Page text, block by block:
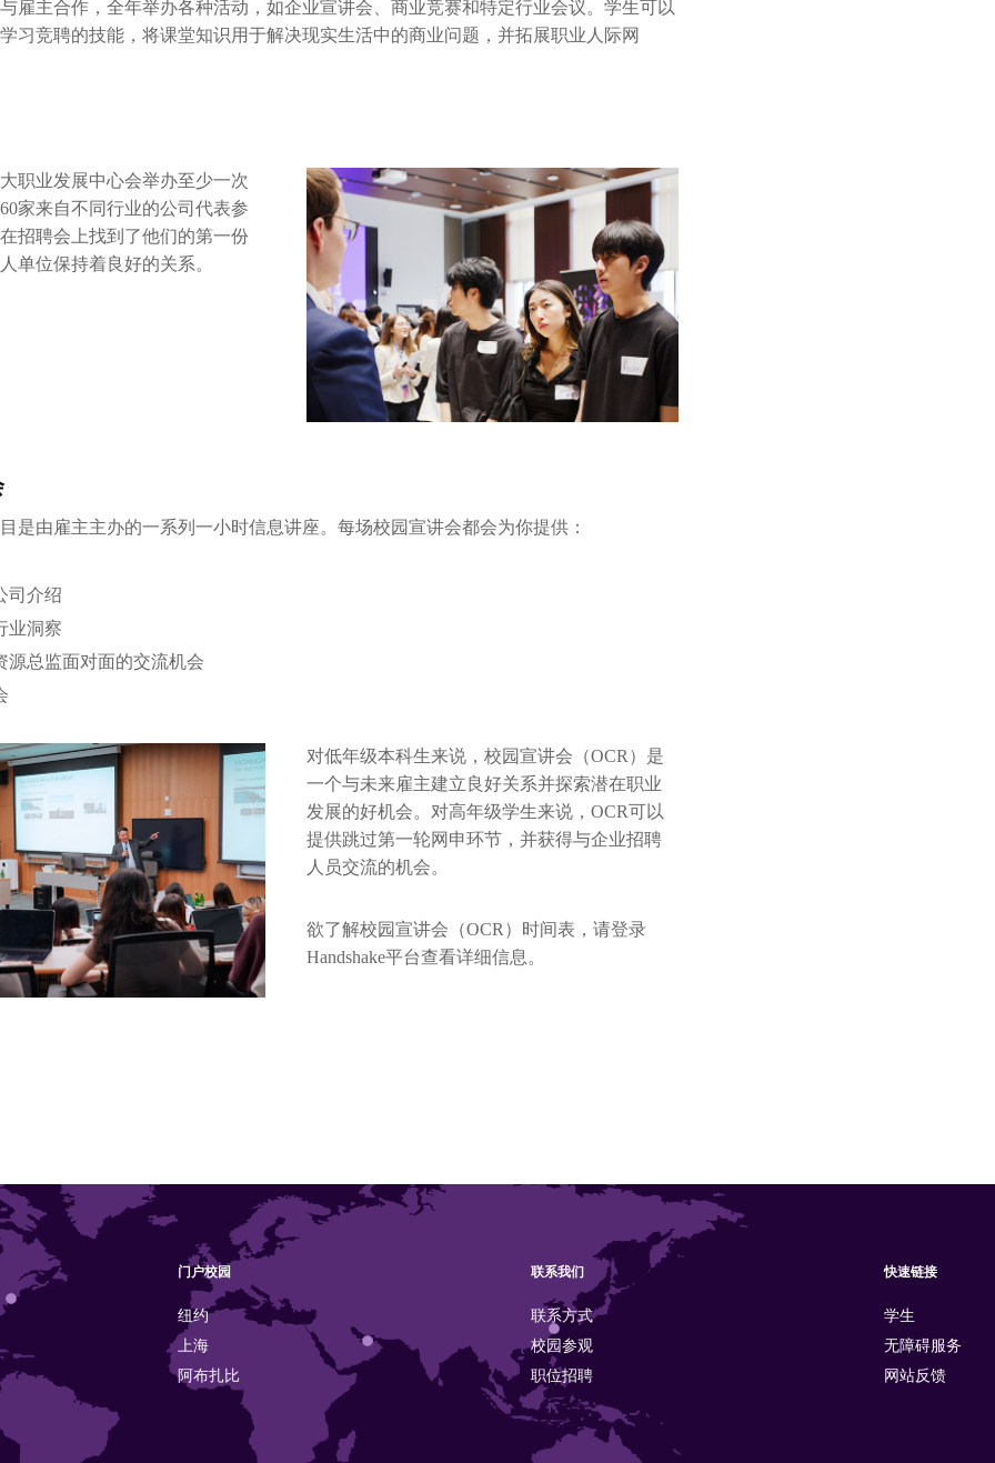
雇主合作，全年举办各种活动，如企业宣讲会、商业竞赛和特定行业会议。学生可以
习竞聘的技能，将课堂知识用于解决现实生活中的商业问题，并拓展职业人际网
职业发展中心会举办至少一次
家来自不同行业的公司代表参
招聘会上找到了他们的第一份
单位保持着良好的关系。
是由雇主主办的一系列一小时信息讲座。每场校园宣讲会都会为你提供：
司介绍
业洞察
源总监面对面的交流机会
对低年级本科生来说，校园宣讲会（OCR）是
一个与未来雇主建立良好关系并探索潜在职业
发展的好机会。对高年级学生来说，OCR可以
提供跳过第一轮网申环节，并获得与企业招聘
人员交流的机会。
欲了解校园宣讲会（OCR）时间表，请登录
Handshake平台查看详细信息。
门户校园
纽约
上海
阿布扎比
联系我们
联系方式
校园参观
职位招聘
快速链接
学生
无障碍服务
网站反馈